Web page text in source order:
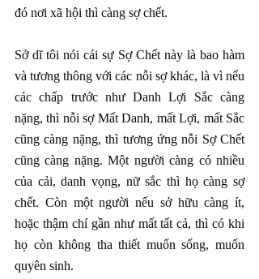
đó nơi xã hội thì càng sợ chết.
Sở dĩ tôi nói cái sự Sợ Chết này là bao hàm
và tương thông với các nỗi sợ khác, là vì nếu
các chấp trước như Danh Lợi Sắc càng
nặng, thì nỗi sợ Mất Danh, mất Lợi, mất Sắc
cũng càng nặng, thì tương ứng nỗi Sợ Chết
cũng càng nặng. Một người càng có nhiều
của cải, danh vọng, nữ sắc thì họ càng sợ
chết. Còn một người nếu sở hữu càng ít,
hoặc thậm chí gần như mất tất cả, thì có khi
họ còn không tha thiết muốn sống, muốn
quyên sinh.